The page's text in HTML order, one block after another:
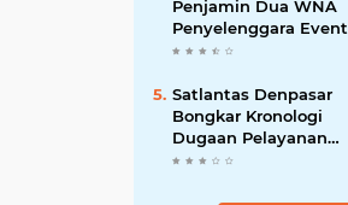
Penjamin Dua WNA
Penyelenggara Event
Bali Silent Disco
Satlantas Denpasar
Bongkar Kronologi
Dugaan Pelayanan
SIM di Luar Prosedur